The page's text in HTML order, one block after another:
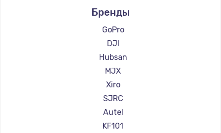
Восстановление данных
990 руб.
Заказать
Замена звуковой карты
1100 руб.
Заказать
Бренды
GoPro
DJI
Hubsan
MJX
Xiro
SJRC
Autel
KF101